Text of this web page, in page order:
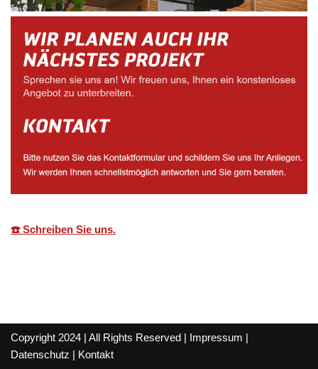
☎️ Schreiben Sie uns.
Copyright 2024 | All Rights Reserved | Impressum |
Datenschutz | Kontakt